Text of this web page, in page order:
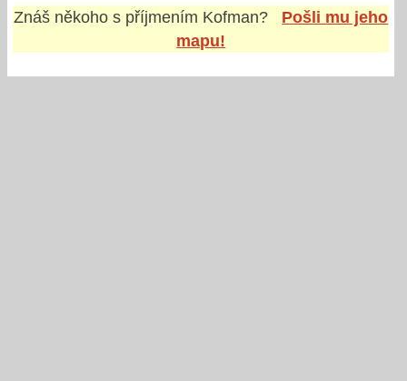
Znáš někoho s příjmením Kofman?
Pošli mu jeho
mapu!